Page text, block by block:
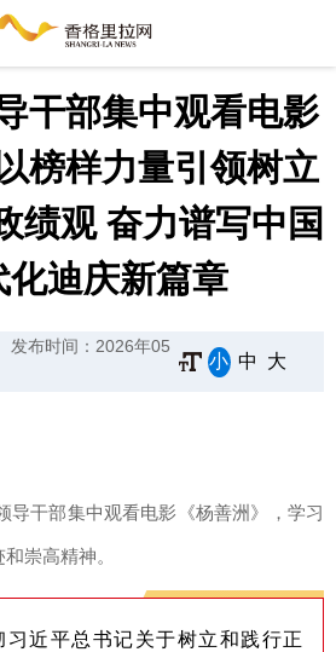
干部集中观看电影
榜样力量引领树立
绩观 奋力谱写中国
化迪庆新篇章
发布时间：2026年05
小 中 大
导干部集中观看电影《杨善洲》，学习
崇高精神。
习近平总书记关于树立和践行正